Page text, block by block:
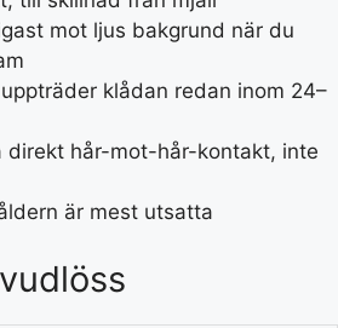
mot ljus bakgrund när du
klådan redan inom 24–
direkt hår-mot-hår-kontakt, inte
är mest utsatta